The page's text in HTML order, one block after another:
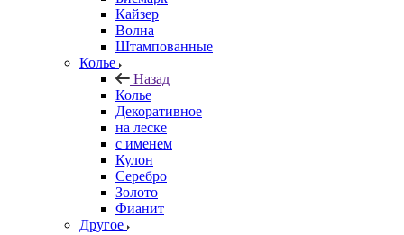
Кайзер
Волна
Штампованные
Колье
Назад
Колье
Декоративное
на леске
с именем
Кулон
Серебро
Золото
Фианит
Другое